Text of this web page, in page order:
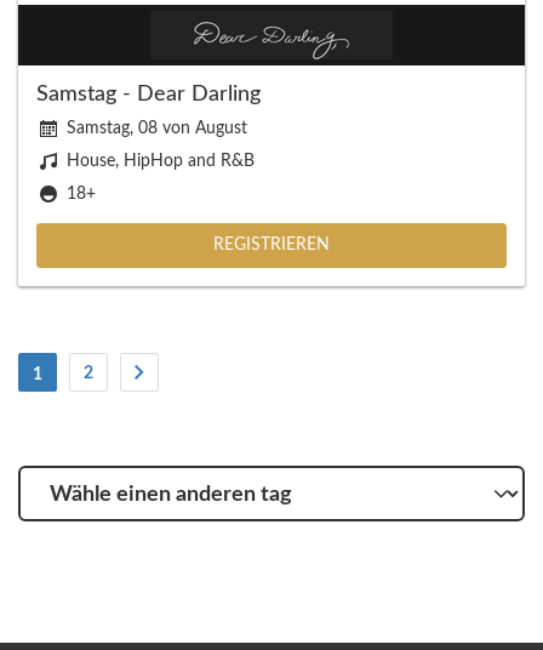
Samstag - Dear Darling
Samstag, 08 von August
House, HipHop and R&B
18+
REGISTRIEREN
1 (Strom)
2
Wähle
einen